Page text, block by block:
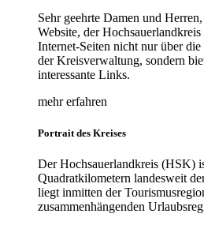
Sehr geehrte Damen und
Website, der
Internet-Seiten nicht nur über
der Kreisverwaltung, sondern
interessante Links.
mehr erfahren
Portrait des Kreises
Der Hochsauerlandkreis (HSK)
Quadratkilometern landesweit
liegt inmitten der
zusammenhängenden